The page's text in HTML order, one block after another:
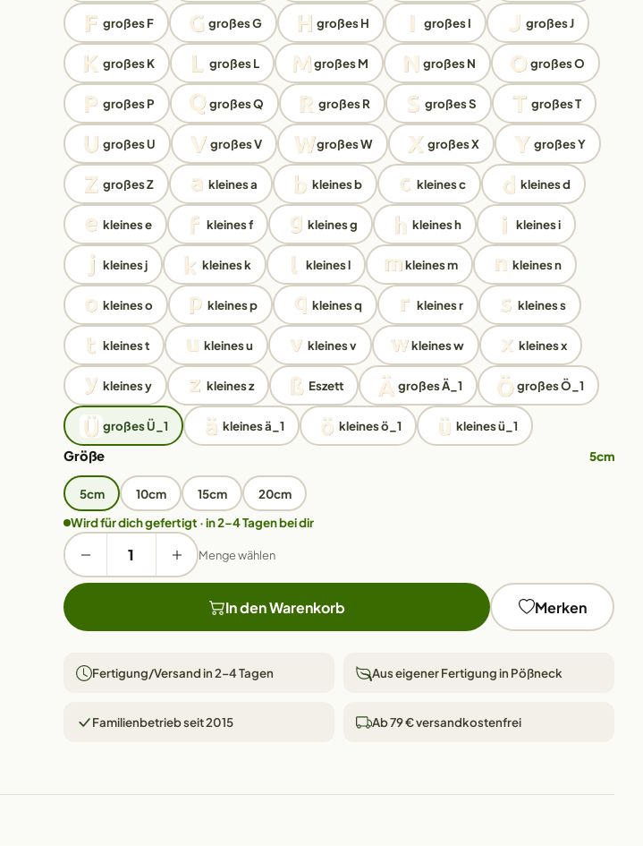
großes F großes G großes H großes I großes J
großes K großes L großes M großes N großes O
großes P großes Q großes R großes S großes T
großes U großes V großes W großes X großes Y
großes Z kleines a kleines b kleines c kleines d
kleines e kleines f kleines g kleines h kleines i
kleines j kleines k kleines l kleines m kleines n
kleines o kleines p kleines q kleines r kleines s
kleines t kleines u kleines v kleines w kleines x
kleines y kleines z Eszett großes Ä_1 großes Ö_1
großes Ü_1 kleines ä_1 kleines ö_1 kleines ü_1
Größe 5cm
5cm 10cm 15cm
20cm
Wird für dich gefertigt · in 2–4 Tagen bei dir
Menge wählen
In den Warenkorb Merken
Fertigung/Versand in 2–4 Tagen Aus eigener Fertigung in Pößneck
Familienbetrieb seit 2015 Ab 79 € versandkostenfrei